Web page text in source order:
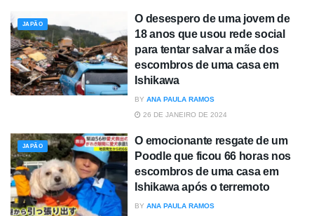
JAPÃO
O desespero de uma jovem de
18 anos que usou rede social
para tentar salvar a mãe dos
escombros de uma casa em
Ishikawa
BY ANA PAULA RAMOS
26 DE JANEIRO DE 2024
JAPÃO
O emocionante resgate de um
Poodle que ficou 66 horas nos
escombros de uma casa em
Ishikawa após o terremoto
BY ANA PAULA RAMOS